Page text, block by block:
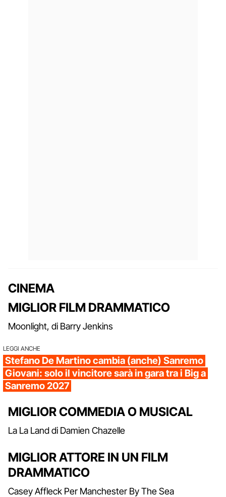
CINEMA
MIGLIOR FILM DRAMMATICO
Moonlight, di Barry Jenkins
LEGGI ANCHE
Stefano De Martino cambia (anche) Sanremo
Giovani: solo il vincitore sarà in gara tra i Big a
Sanremo 2027
MIGLIOR COMMEDIA O MUSICAL
La La Land di Damien Chazelle
MIGLIOR ATTORE IN UN FILM
DRAMMATICO
Casey Affleck Per Manchester By The Sea